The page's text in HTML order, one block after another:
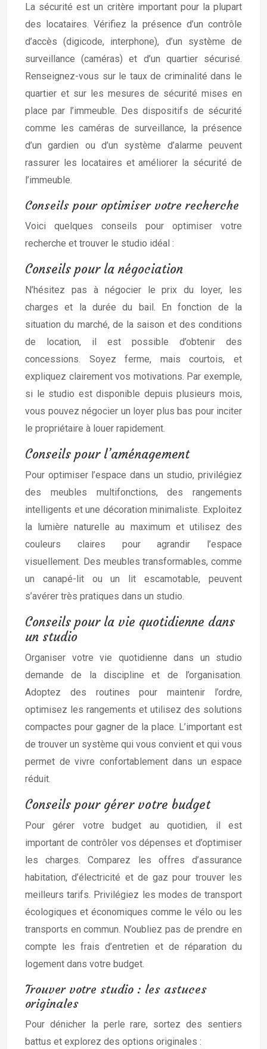
La sécurité est un critère important pour la plupart
des locataires. Vérifiez la présence d’un contrôle
d’accès (digicode, interphone), d’un système de
surveillance (caméras) et d’un quartier sécurisé.
Renseignez-vous sur le taux de criminalité dans le
quartier et sur les mesures de sécurité mises en
place par l’immeuble. Des dispositifs de sécurité
comme les caméras de surveillance, la présence
d’un gardien ou d’un système d’alarme peuvent
rassurer les locataires et améliorer la sécurité de
l’immeuble.
Conseils pour optimiser votre recherche
Voici quelques conseils pour optimiser votre
recherche et trouver le studio idéal :
Conseils pour la négociation
N’hésitez pas à négocier le prix du loyer, les
charges et la durée du bail. En fonction de la
situation du marché, de la saison et des conditions
de location, il est possible d’obtenir des
concessions. Soyez ferme, mais courtois, et
expliquez clairement vos motivations. Par exemple,
si le studio est disponible depuis plusieurs mois,
vous pouvez négocier un loyer plus bas pour inciter
le propriétaire à louer rapidement.
Conseils pour l’aménagement
Pour optimiser l’espace dans un studio, privilégiez
des meubles multifonctions, des rangements
intelligents et une décoration minimaliste. Exploitez
la lumière naturelle au maximum et utilisez des
couleurs claires pour agrandir l’espace
visuellement. Des meubles transformables, comme
un canapé-lit ou un lit escamotable, peuvent
s’avérer très pratiques dans un studio.
Conseils pour la vie quotidienne dans
un studio
Organiser votre vie quotidienne dans un studio
demande de la discipline et de l’organisation.
Adoptez des routines pour maintenir l’ordre,
optimisez les rangements et utilisez des solutions
compactes pour gagner de la place. L’important est
de trouver un système qui vous convient et qui vous
permet de vivre confortablement dans un espace
réduit.
Conseils pour gérer votre budget
Pour gérer votre budget au quotidien, il est
important de contrôler vos dépenses et d’optimiser
les charges. Comparez les offres d’assurance
habitation, d’électricité et de gaz pour trouver les
meilleurs tarifs. Privilégiez les modes de transport
écologiques et économiques comme le vélo ou les
transports en commun. N’oubliez pas de prendre en
compte les frais d’entretien et de réparation du
logement dans votre budget.
Trouver votre studio : les astuces
originales
Pour dénicher la perle rare, sortez des sentiers
battus et explorez des options originales :